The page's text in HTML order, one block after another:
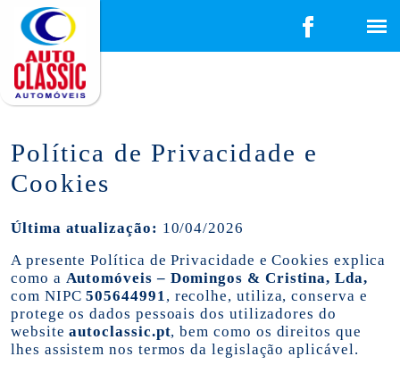
Política de Privacidade e
Cookies
Última atualização: 10/04/2026
A presente Política de Privacidade e Cookies explica
como a Automóveis – Domingos & Cristina, Lda,
com NIPC505644991, recolhe, utiliza, conserva e
protege os dados pessoais dos utilizadores do
websiteautoclassic.pt, bem como os direitos que
lhes assistem nos termos da legislação aplicável.